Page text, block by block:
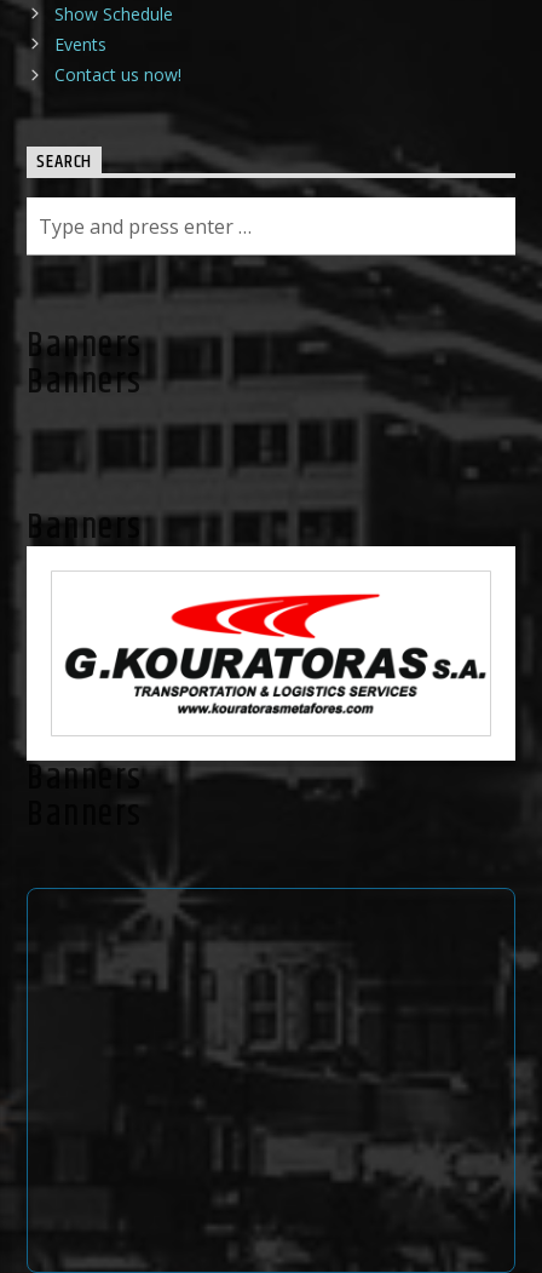
Show Schedule
Events
Contact us now!
SEARCH
Banners
Banners
Banners
Banners
Banners